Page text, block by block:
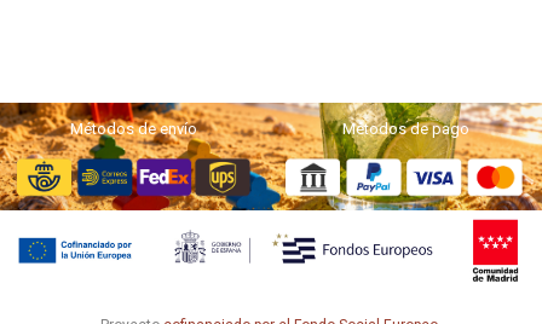
Métodos de envío Métodos de pago